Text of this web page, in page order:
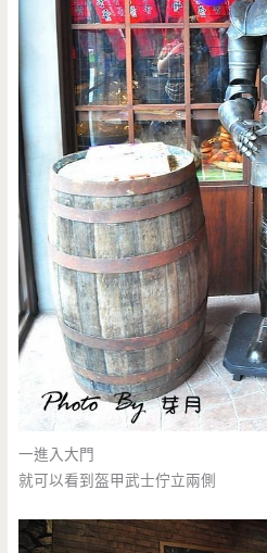
一進入大門
就可以看到盔甲武士佇立兩側